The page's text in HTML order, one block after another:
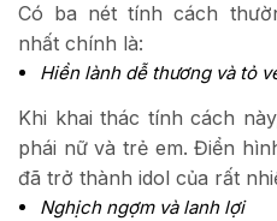
Có ba nét tính cách
nhất chính là:
Hiền lành dễ thương và tỏ
Khi khai thác tính cách
phái nữ và trẻ em. Điển
đã trở thành idol của rất
Nghịch ngợm và lanh lợi